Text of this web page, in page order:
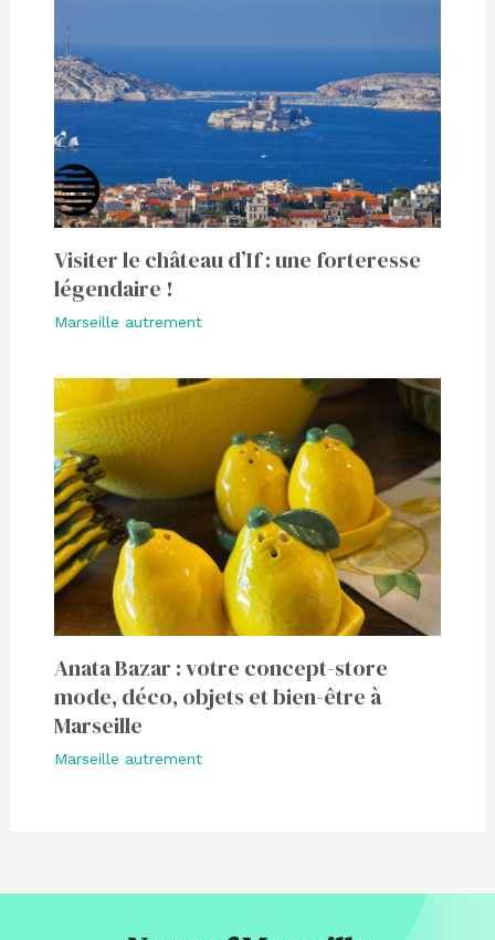
Visiter le château d’If : une forteresse
légendaire !
Marseille autrement
Anata Bazar : votre concept-store
mode, déco, objets et bien-être à
Marseille
Marseille autrement